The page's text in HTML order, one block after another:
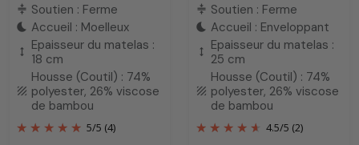
compress Soutien : Ferme
bedtime Accueil : Moelleux
height
Epaisseur du matelas :
18 cm
texture
Housse (Coutil) : 74%
polyester, 26% viscose
de bambou
5/5 (4)
compress Soutien : Ferme
bedtime Accueil : Enveloppant
height
Epaisseur du matelas :
25 cm
texture
Housse (Coutil) : 74%
polyester, 26% viscose
de bambou
4.5/5 (2)